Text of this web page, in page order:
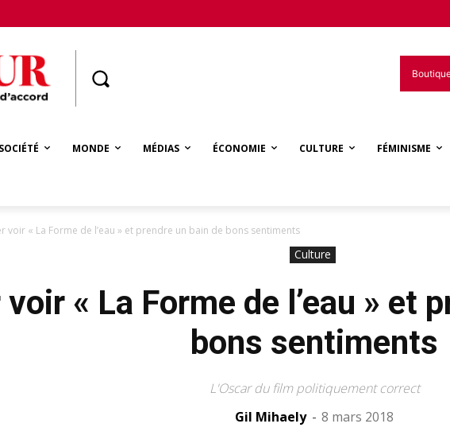
SOCIÉTÉ MONDE MÉDIAS ÉCONOMIE CULTURE FÉMINISME
voir « La Forme de l’eau » et prendre un bain de bons sentiments
Culture
« La Forme de l’eau » et
bons sentiments
L'Oscar du film politiquement correct
Gil Mihaely - 8 mars 2018